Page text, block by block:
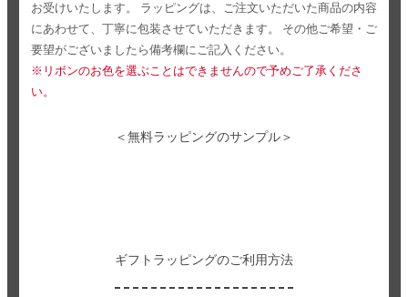
お受けいたします。
ラッピングは、ご注文いただいた商品の内容
にあわせて、丁寧に包装させていただきます。
その他ご希望・ご
要望がございましたら備考欄にご記入ください。
※リボンのお色を選ぶことはできませんので予めご了承くださ
い。
＜無料ラッピングのサンプル＞
ギフトラッピングのご利用方法